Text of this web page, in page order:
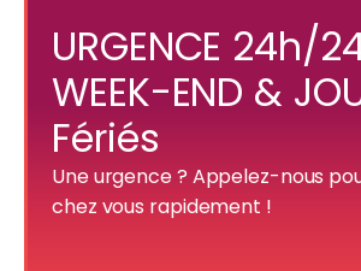
URGENCE 24h/
WEEK-END &
Fériés
Une urgence ? Appelez-nous
chez vous rapidement !